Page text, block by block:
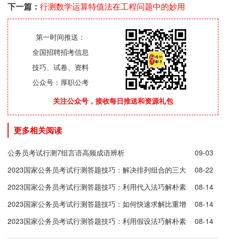
下一篇： 行测数学运算特值法在工程问题中的妙用
第一时间推送：
全国招聘招考信息
技巧、试卷、资料
公众号：厚职公考
关注公众号，接收每日推送和资源礼包
更多相关阅读
公务员考试行测7组言语高频成语辨析
09-03
2023国家公务员考试行测答题技巧：解决排列组合的三大
方法
08-22
2023国家公务员考试行测答题技巧：利用代入法巧解朴素
逻辑题
08-14
2023国家公务员考试行测答题技巧：如何快速求解比重增
长量
08-14
2023国家公务员考试行测答题技巧：利用假设法巧解朴素
08-14